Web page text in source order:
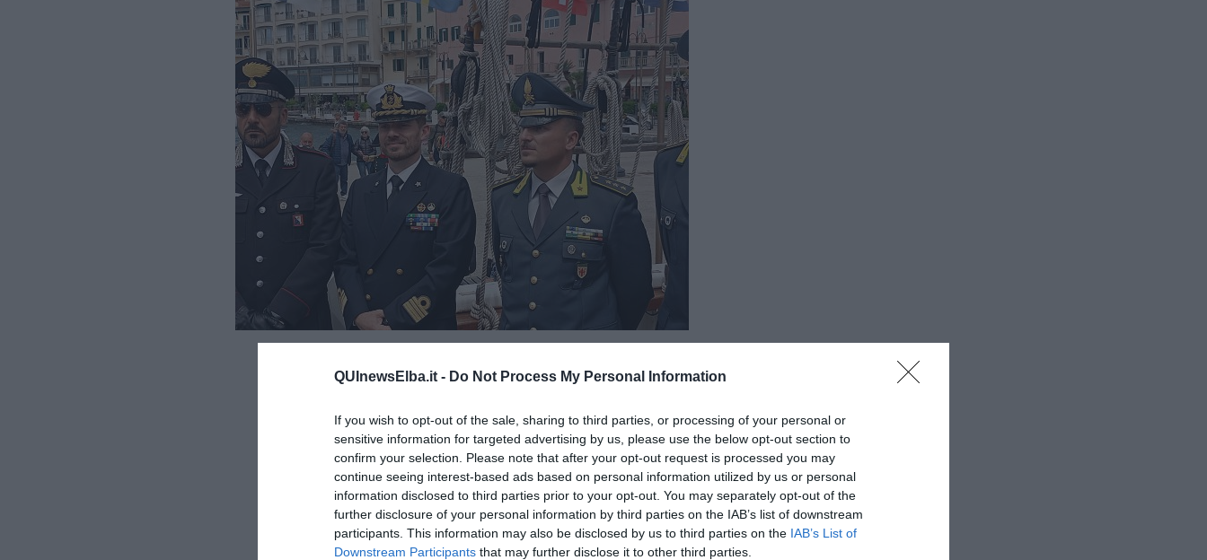
QUInewsElba.it - Do Not Process My Personal Information
If you wish to opt-out of the sale, sharing to third parties, or processing of your personal or
sensitive information for targeted advertising by us, please use the below opt-out section to
confirm your selection. Please note that after your opt-out request is processed you may
continue seeing interest-based ads based on personal information utilized by us or personal
information disclosed to third parties prior to your opt-out. You may separately opt-out of the
further disclosure of your personal information by third parties on the IAB’s list of downstream
participants. This information may also be disclosed by us to third parties on the IAB’s List of
Downstream Participants that may further disclose it to other third parties.